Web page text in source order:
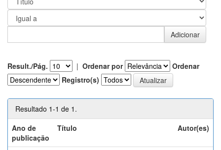
Result./Pág. | Ordenar por
Ordenar
Registro(s)
Resultado 1-1 de 1.
Ano de
publicação
Título Autor(es)